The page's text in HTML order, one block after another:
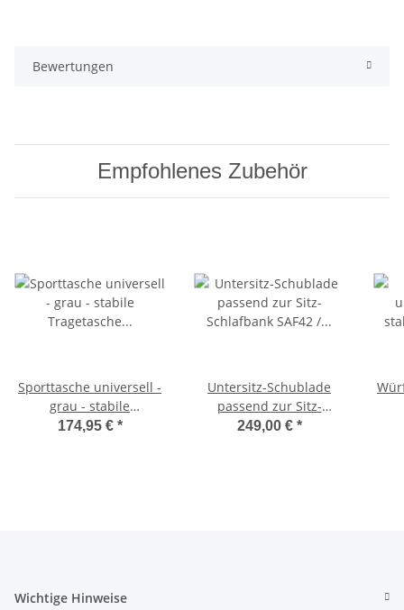
Bewertungen
Empfohlenes Zubehör
Sporttasche universell -
grau - stabile
Tragetasche für
174,95 € *
Untersitz-Schublade
passend zur Sitz-
Schlafbank SAF42 /
249,00 € *
Wichtige Hinweise